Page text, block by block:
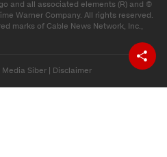
and all associated elements (R) and ©
Warner Company. All rights reserved.
marks of Cable News Network, Inc.,
Media Siber Disclaimer